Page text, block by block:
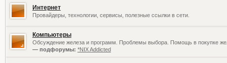
Интернет
Провайдеры, технологии, сервисы, полезные ссылки в сети.
Компьютеры
Обсуждение железа и программ. Проблемы выбора. Помощь в покупке
— подфорумы: *NIX Addicted